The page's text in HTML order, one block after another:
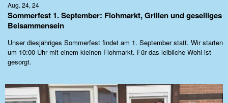
Aug. 24, 24
Sommerfest 1. September: Flohmarkt, Grillen und geselliges
Beisammensein
Unser diesjähriges Sommerfest findet am 1. September statt. Wir starten
um 10:00 Uhr mit einem kleinen Flohmarkt. Für das leibliche Wohl ist
gesorgt.